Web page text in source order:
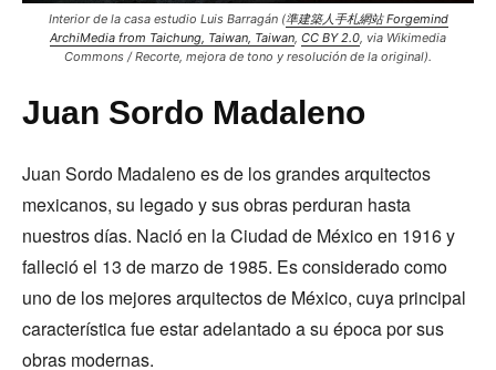
Interior de la casa estudio Luis Barragán (準建築人手札網站 Forgemind
ArchiMedia from Taichung, Taiwan, Taiwan, CC BY 2.0, via Wikimedia
Commons / Recorte, mejora de tono y resolución de la original).
Juan Sordo Madaleno
Juan Sordo Madaleno es de los grandes arquitectos
mexicanos, su legado y sus obras perduran hasta
nuestros días. Nació en la Ciudad de México en 1916 y
falleció el 13 de marzo de 1985. Es considerado como
uno de los mejores arquitectos de México, cuya principal
característica fue estar adelantado a su época por sus
obras modernas.